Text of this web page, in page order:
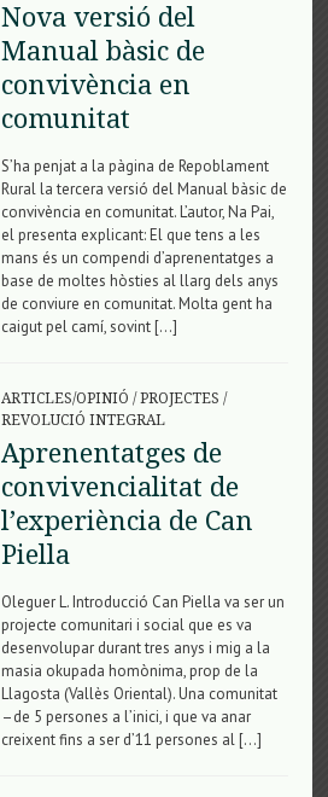
Nova versió del
Manual bàsic de
convivència en
comunitat
S’ha penjat a la pàgina de Repoblament
Rural la tercera versió del Manual bàsic de
convivència en comunitat. L’autor, Na Pai,
el presenta explicant: El que tens a les
mans és un compendi d’aprenentatges a
base de moltes hòsties al llarg dels anys
de conviure en comunitat. Molta gent ha
caigut pel camí, sovint […]
ARTICLES/OPINIÓ /PROJECTES /
REVOLUCIÓ INTEGRAL
Aprenentatges de
convivencialitat de
l’experiència de Can
Piella
Oleguer L. Introducció Can Piella va ser un
projecte comunitari i social que es va
desenvolupar durant tres anys i mig a la
masia okupada homònima, prop de la
Llagosta (Vallès Oriental). Una comunitat
–de 5 persones a l’inici, i que va anar
creixent fins a ser d’11 persones al […]